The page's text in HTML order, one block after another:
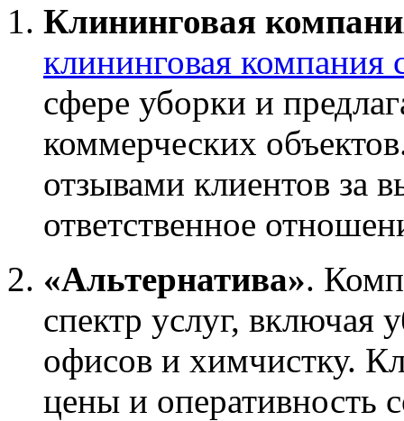
Клининговая
клининговая компания
сфере уборки и
коммерческих
отзывами клиентов за
ответственное
«Альтернатива».
спектр услуг, включая
офисов и химчистку.
цены и оперативность